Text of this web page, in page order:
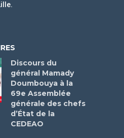
Discours du
général Mamady
Doumbouya à la
69e Assemblée
générale des chefs
d’État de la
CEDEAO